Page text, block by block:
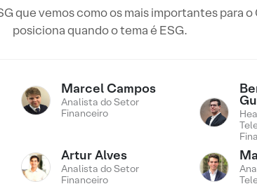
que vemos como os mais importantes para o
posiciona quando o tema é ESG.
Marcel Campos
Analista do Setor
Financeiro
Artur Alves
Analista do Setor
Financeiro